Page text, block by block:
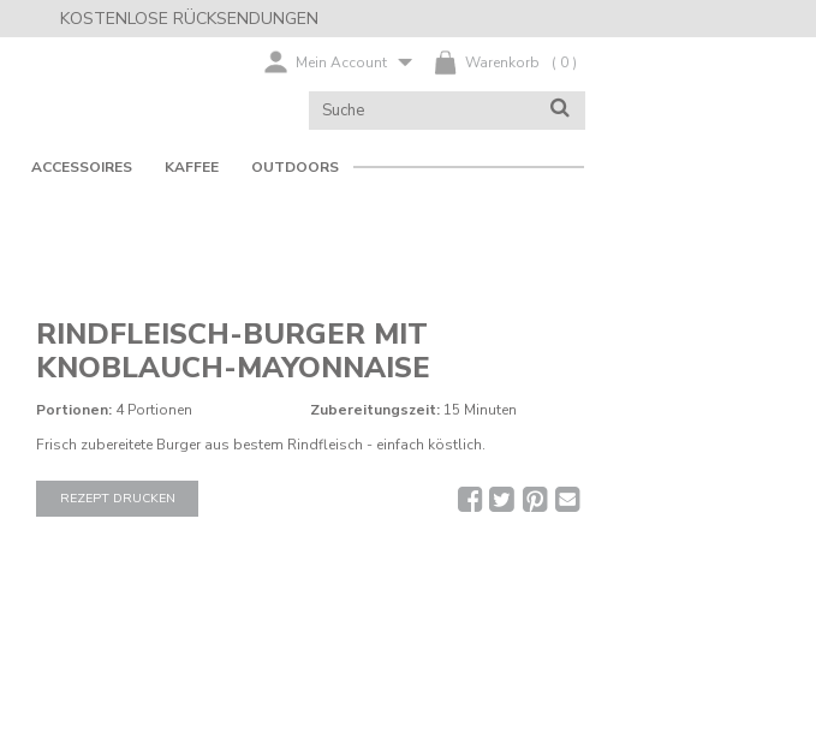
KOSTENLOSE RÜCKSENDUNGEN
( 0 )
Warenkorb
Mein Account
KATALOG
DURCHSUCHEN
SUCHE
ACCESSOIRES KAFFEE OUTDOORS
RINDFLEISCH-BURGER MIT
KNOBLAUCH-MAYONNAISE
Portionen: 4 Portionen Zubereitungszeit: 15 Minuten
Frisch zubereitete Burger aus bestem Rindfleisch - einfach köstlich.
REZEPT DRUCKEN
Rezept
per
Pinterest
Twitter
Facebook